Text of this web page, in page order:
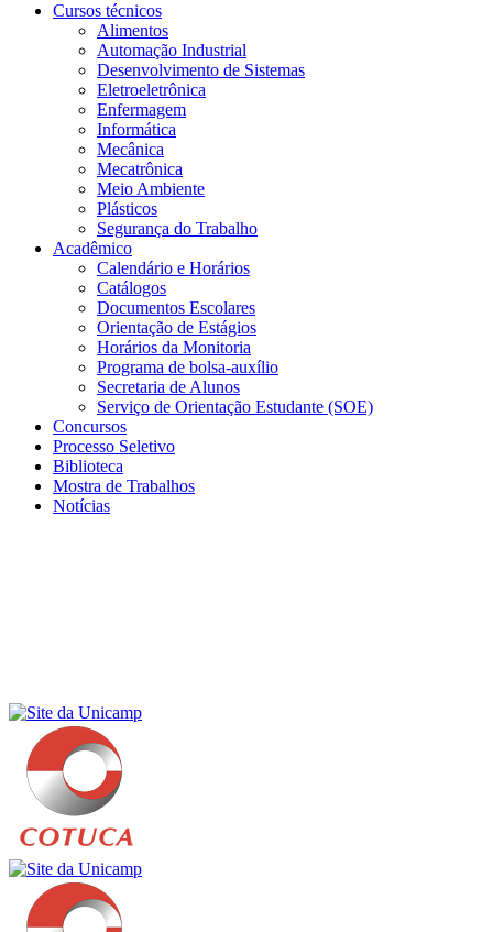
Cursos técnicos
Alimentos
Automação Industrial
Desenvolvimento de Sistemas
Eletroeletrônica
Enfermagem
Informática
Mecânica
Mecatrônica
Meio Ambiente
Plásticos
Segurança do Trabalho
Acadêmico
Calendário e Horários
Catálogos
Documentos Escolares
Orientação de Estágios
Horários da Monitoria
Programa de bolsa-auxílio
Secretaria de Alunos
Serviço de Orientação Estudante (SOE)
Concursos
Processo Seletivo
Biblioteca
Mostra de Trabalhos
Notícias